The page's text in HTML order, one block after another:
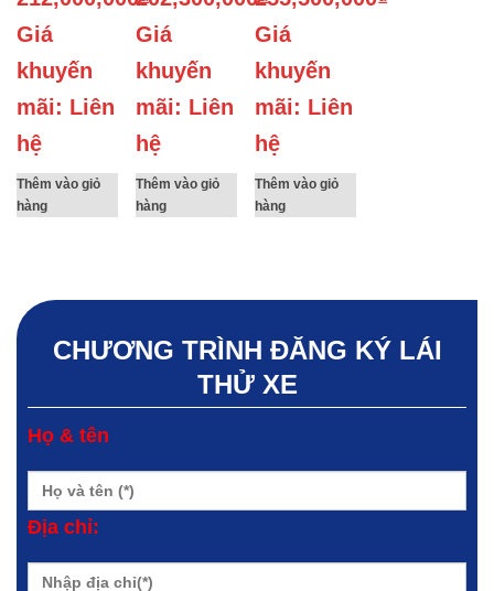
Giá
khuyến
mãi: Liên
hệ
Thêm vào giỏ
hàng
Giá
khuyến
mãi: Liên
hệ
Thêm vào giỏ
hàng
Giá
khuyến
mãi: Liên
hệ
Thêm vào giỏ
hàng
CHƯƠNG TRÌNH ĐĂNG KÝ LÁI
THỬ XE
Địa chỉ: